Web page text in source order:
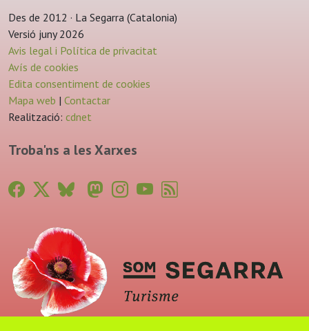
Des de 2012 · La Segarra (Catalonia)
Versió juny 2026
Avis legal i Política de privacitat
Avís de cookies
Edita consentiment de cookies
Mapa web | Contactar
Realització: cdnet
Troba'ns a les Xarxes